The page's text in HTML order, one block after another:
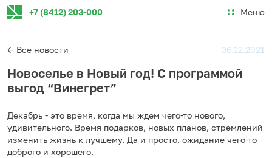
+7 (8412) 203-000 Меню
← Все новости 06.12.2021
Новоселье в Новый год! С программой
выгод “Винегрет”
Декабрь - это время, когда мы ждем чего-то нового,
удивительного. Время подарков, новых планов, стремлений
изменить жизнь к лучшему. Да и просто, ожидание чего-то
доброго и хорошего.